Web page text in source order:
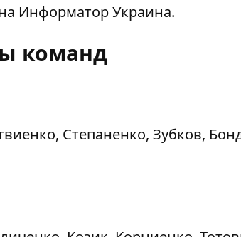
Информатор Украина.
команд
Степаненко, Зубков,